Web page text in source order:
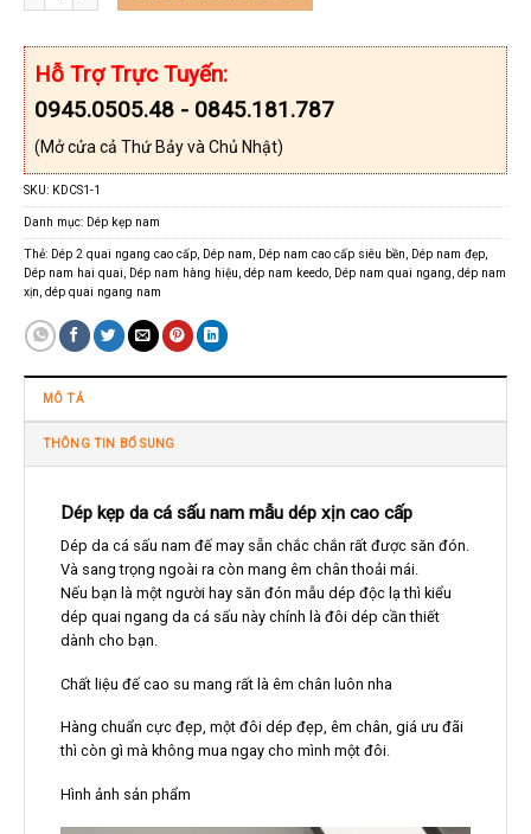
Hỗ Trợ Trực Tuyến:
0945.0505.48 - 0845.181.787
(Mở cửa cả Thứ Bảy và Chủ Nhật)
SKU: KDCS1-1
Danh mục: Dép kẹp nam
Thẻ: Dép 2 quai ngang cao cấp, Dép nam Dép nam cao cấp siêu bền Dép nam đẹp,
Dép nam hai quai Dép nam hàng hiệu dép nam keedo, Dép nam quai ngang dép nam
xịn dép quai ngang nam
MÔ TẢ
THÔNG TIN BỔ SUNG
Dép kẹp da cá sấu nam mẫu dép xịn cao cấp
Dép da cá sấu nam đế may sẵn chắc chắn rất được săn đón.
Và sang trọng ngoài ra còn mang êm chân thoải mái.
Nếu bạn là một người hay săn đón mẫu dép độc lạ thì kiểu
dép quai ngang da cá sấu này chính là đôi dép cần thiết
dành cho bạn.
Chất liệu đế cao su mang rất là êm chân luôn nha
Hàng chuẩn cực đẹp, một đôi dép đẹp, êm chân, giá ưu đãi
thì còn gì mà không mua ngay cho mình một đôi.
Hình ảnh sản phẩm